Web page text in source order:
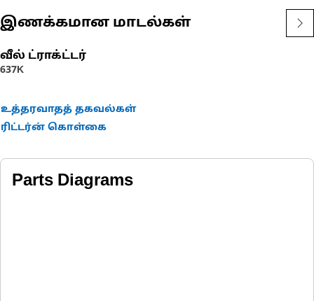
இணக்கமான மாடல்கள்
வீல் ட்ராக்ட்டர்
637K
உத்தரவாதத் தகவல்கள்
ரிட்டர்ன் கொள்கை
Parts Diagrams